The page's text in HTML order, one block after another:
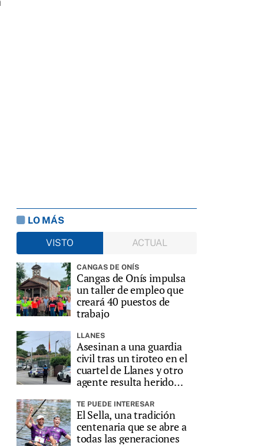
LO MÁS
VISTO
ACTUAL
CANGAS DE ONÍS
Cangas de Onís impulsa
un taller de empleo que
creará 40 puestos de
trabajo
LLANES
Asesinan a una guardia
civil tras un tiroteo en el
cuartel de Llanes y otro
agente resulta herido
TE PUEDE INTERESAR
El Sella, una tradición
centenaria que se abre a
todas las generaciones